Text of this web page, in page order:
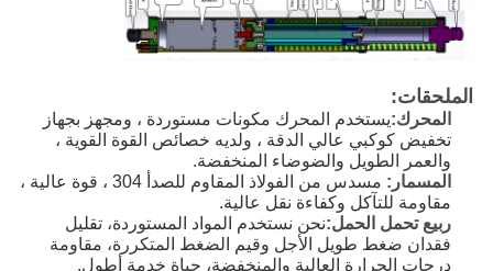
الملحقات:
المحرك:يستخدم المحرك مكونات مستوردة ، ومجهز بجهاز
تخفيض كوكبي عالي الدقة ، ولديه خصائص القوة القوية ،
والعمر الطويل والضوضاء المنخفضة.
المسمار:
مسدس من الفولاذ المقاوم للصدأ 304 ، قوة عالية ،
مقاومة للتآكل وكفاءة نقل عالية.
ربيع تحمل الحمل:نحن نستخدم المواد المستوردة، تقليل
فقدان ضغط طويل الأجل وقيم الضغط المتكررة، مقاومة
درجات الحرارة العالية والمنخفضة، حياة خدمة أطول.